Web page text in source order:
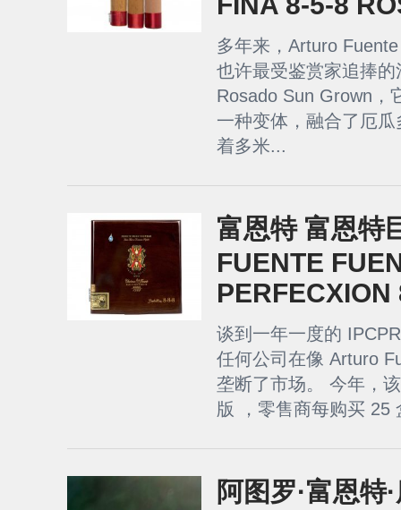
多年来，Arturo
也许最受鉴赏家追捧
Rosado Sun Grown，
一种变体，融合了厄
着多米...
富恩特 富恩特
FUENTE
PERFECXION
谈到一年一度的
任何公司在像 Arturo
垄断了市场。 今年，
版 ，零售商每购买 25
阿图罗·富恩特